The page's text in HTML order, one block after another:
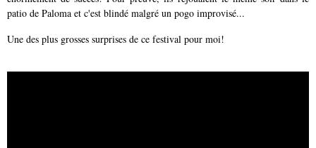
patio de Paloma et c'est blindé malgré un pogo improvisé...
Une des plus grosses surprises de ce festival pour moi!